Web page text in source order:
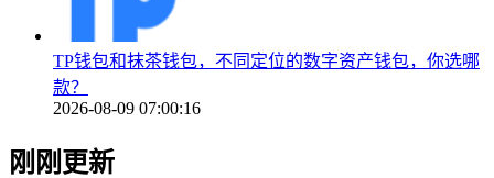
TP钱包和抹茶钱包，不同定位的数字资产钱包，你选哪
款？
2026-08-09 07:00:16
刚刚更新